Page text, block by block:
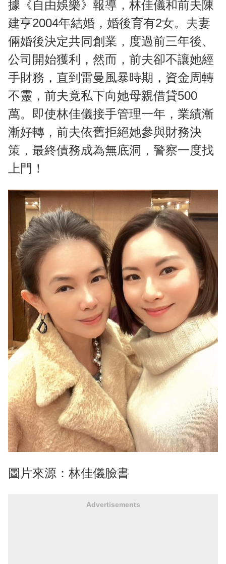
據《自由娛樂》報導，林佳儀和前夫陳
建亨2004年結婚，婚後育有2女。夫妻
倆婚後決定共同創業，度過前三年後、
公司開始獲利，然而，前夫卻不讓她經
手財務，直到雷曼風暴時期，資金周轉
不靈，前夫竟私下向她母親借貸500
萬。即使林佳儀接手管理一年，業績漸
漸好轉，前夫依舊拒絕她參與財務決
策，最終債務成為無底洞，警察一度找
上門！
圖片來源：林佳儀臉書
Advertisements